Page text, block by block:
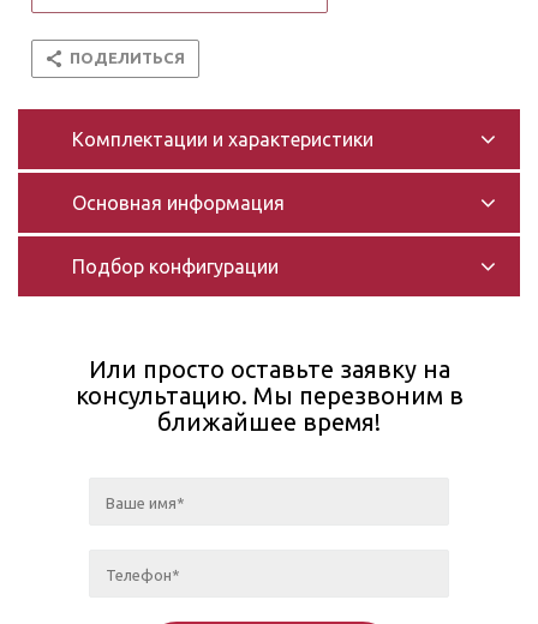
ПОДЕЛИТЬСЯ
Комплектации и характеристики
Основная информация
Подбор конфигурации
Или просто оставьте заявку на
консультацию. Мы перезвоним в
ближайшее время!